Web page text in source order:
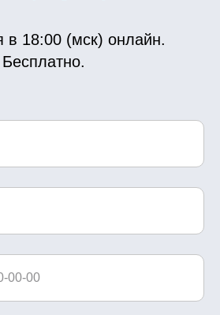
в 18:00 (мск) онлайн.
Бесплатно.